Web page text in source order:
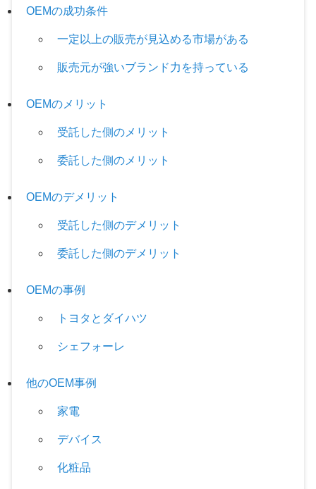
OEMの成功条件
一定以上の販売が見込める市場がある
販売元が強いブランド力を持っている
OEMのメリット
受託した側のメリット
委託した側のメリット
OEMのデメリット
受託した側のデメリット
委託した側のデメリット
OEMの事例
トヨタとダイハツ
シェフォーレ
他のOEM事例
家電
デバイス
化粧品